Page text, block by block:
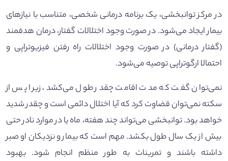
در مرکز توانبخشی، یک برنامه درمانی شخصی، متناسب با نیازهای
بیمار ایجاد می‌شود. در صورت وجود اختلالات گفتار، درمان هدفمند
(گفتار درمانی) در صورت وجود اختلالات راه رفتن فیزیوتراپی و
احتمالا ارگوتراپی توصیه می‌شود.
نمی‌توان گفت که مدت اقامت چقدر طول می‌کشد، زیرا پس از
سکته نمی‌توان قضاوت کرد که آیا اختلال دائمی است و چقدر شدید
خواهد بود. توانبخشی می‌تواند چند هفته، ماه یا در موارد نادر حتی
بیش از یک سال طول بکشد. مهم است که بیمار و نزدیکان او صبر
داشته باشند و تمرینات به طور منظم انجام شود. بهبود